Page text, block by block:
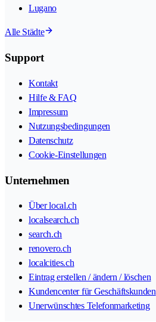
Lugano
Alle Städte
Support
Kontakt
Hilfe & FAQ
Impressum
Nutzungsbedingungen
Datenschutz
Cookie-Einstellungen
Unternehmen
Über local.ch
localsearch.ch
search.ch
renovero.ch
localcities.ch
Eintrag erstellen / ändern / löschen
Kundencenter für Geschäftskunden
Unerwünschtes Telefonmarketing